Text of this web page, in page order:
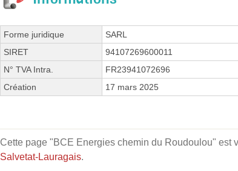
Forme juridique
SARL
SIRET
94107269600011
N° TVA Intra.
FR23941072696
Création
17 mars 2025
Cette page "BCE Energies chemin du Roudoulou" est
Salvetat-Lauragais.